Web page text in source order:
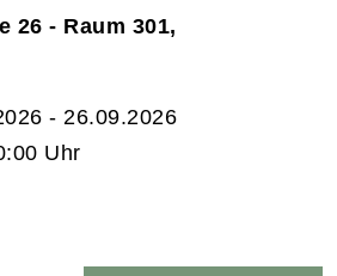
26 - Raum 301,
- 26.09.2026
Uhr